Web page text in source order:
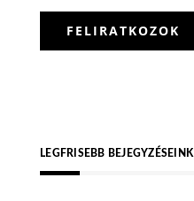
LEGFRISEBB BEJEGYZÉSEINK